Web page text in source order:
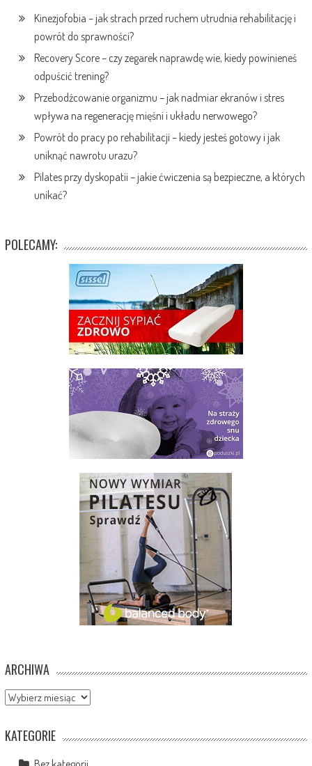
Kinezjofobia – jak strach przed ruchem utrudnia rehabilitację i
powrót do sprawności?
Recovery Score – czy zegarek naprawdę wie, kiedy powinieneś
odpuścić trening?
Przebodźcowanie organizmu – jak nadmiar ekranów i stres
wpływa na regenerację mięśni i układu nerwowego?
Powrót do pracy po rehabilitacji – kiedy jesteś gotowy i jak
uniknąć nawrotu urazu?
Pilates przy dyskopatii – jakie ćwiczenia są bezpieczne, a których
unikać?
POLECAMY:
ARCHIWA
Archiwa
KATEGORIE